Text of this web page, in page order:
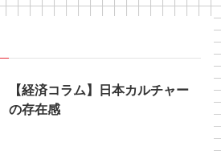
【経済コラム】日本カルチャー
の存在感